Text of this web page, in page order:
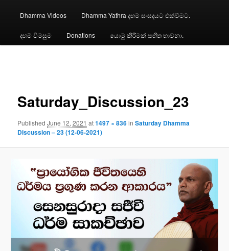
Dhamma Videos Dhamma Yathra දහම් සංසදයට එක්වීමට.
දහම් විමසුම Donations යොමු කිරීමක් සහිත භාවනා.
Saturday_Discussion_23
PublishedJune 12, 2021 at1497 × 836inSaturday Dhamma
Discussion – 23 (12-06-2021)